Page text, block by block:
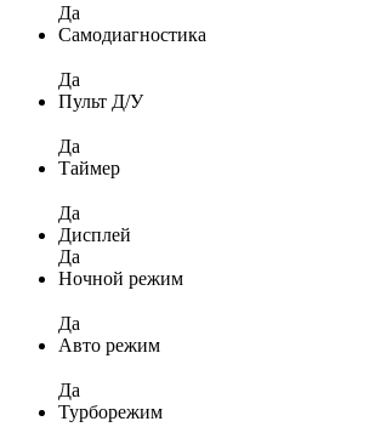
Да
Самодиагностика
Да
Пульт Д/У
Да
Таймер
Да
Дисплей
Да
Ночной режим
Да
Авто режим
Да
Турборежим